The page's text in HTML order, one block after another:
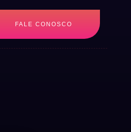
FALE CONOSCO